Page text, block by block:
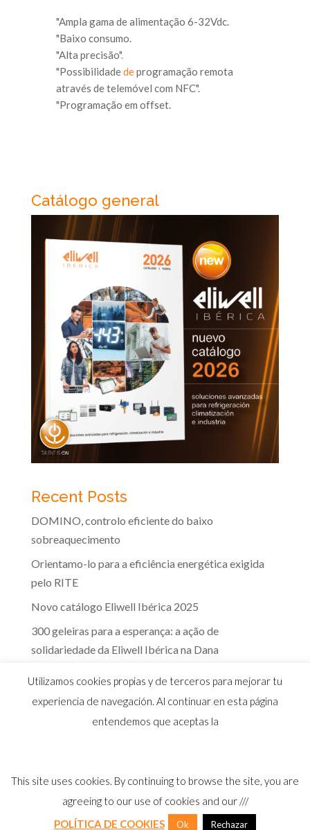
"Ampla gama de alimentação 6-32Vdc.
"Baixo consumo.
"Alta precisão".
"Possibilidadedeprogramação remota
através de telemóvel com NFC".
"Programação em offset.
Catálogo general
Recent Posts
DOMINO, controlo eficiente do baixo
sobreaquecimento
Orientamo-lo para a eficiência energética exigida
pelo RITE
Novo catálogo Eliwell Ibérica 2025
300 geleiras para a esperança: a ação de
solidariedade da Eliwell Ibérica na Dana
© 2026 Distribuidor oficial Eliwell en España y
Portugal |Aviso LegalI Política Privacidad
Política Calidad
ICookies
Utilizamos cookies propias y de terceros para mejorar tu
experiencia de navegación. Al continuar en esta página
entendemos que aceptas la
This site uses cookies. By continuing to browse the site, you are
agreeing to our use of cookies and our ///
POLÍTICA DE COOKIES
Ok Rechazar